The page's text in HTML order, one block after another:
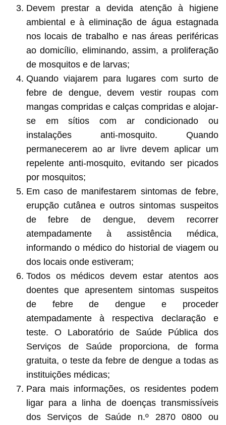
Devem prestar a devida atenção à higiene
ambiental e à eliminação de água estagnada
nos locais de trabalho e nas áreas periféricas
ao domicílio, eliminando, assim, a proliferação
de mosquitos e de larvas;
Quando viajarem para lugares com surto de
febre de dengue, devem vestir roupas com
mangas compridas e calças compridas e alojar-
se em sítios com ar condicionado ou
instalações anti-mosquito. Quando
permanecerem ao ar livre devem aplicar um
repelente anti-mosquito, evitando ser picados
por mosquitos;
Em caso de manifestarem sintomas de febre,
erupção cutânea e outros sintomas suspeitos
de febre de dengue, devem recorrer
atempadamente à assistência médica,
informando o médico do historial de viagem ou
dos locais onde estiveram;
Todos os médicos devem estar atentos aos
doentes que apresentem sintomas suspeitos
de febre de dengue e proceder
atempadamente à respectiva declaração e
teste. O Laboratório de Saúde Pública dos
Serviços de Saúde proporciona, de forma
gratuita, o teste da febre de dengue a todas as
instituições médicas;
Para mais informações, os residentes podem
ligar para a linha de doenças transmissíveis
dos Serviços de Saúde n.º 2870 0800 ou